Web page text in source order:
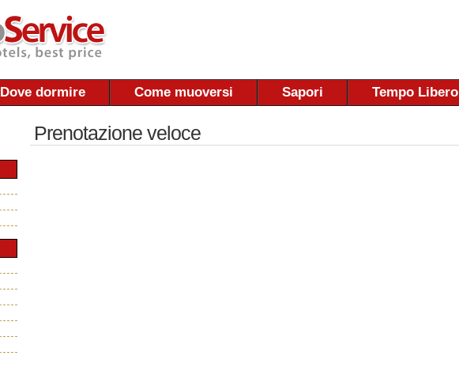
Dove dormire Come muoversi Sapori Tempo Libero
Prenotazione veloce